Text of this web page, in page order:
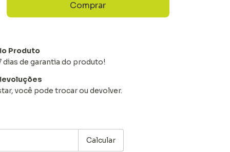
Produto
dias de garantia do produto!
você pode trocar ou devolver.
Calcular